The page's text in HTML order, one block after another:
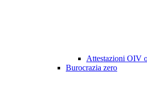
Attestazioni OIV
Burocrazia zero